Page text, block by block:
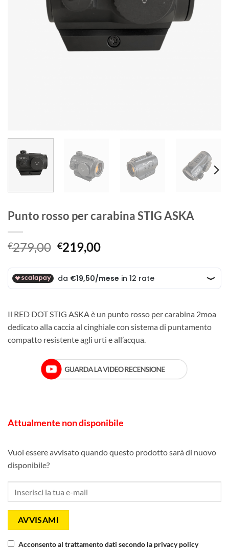
Punto rosso per carabina STIG ASKA
€279,00 Il
prezzo
originale
era:
€219,00Il
attuale
è:
Il RED DOT STIG ASKA è un punto rosso per carabina 2moa
dedicato alla caccia al cinghiale con sistema di puntamento
compatto resistente agli urti e all’acqua.
Attualmente non disponibile
Vuoi essere avvisato quando questo prodotto sarà di nuovo
disponibile?
AVVISAMI
Acconsento al trattamento dati secondo la privacy policy